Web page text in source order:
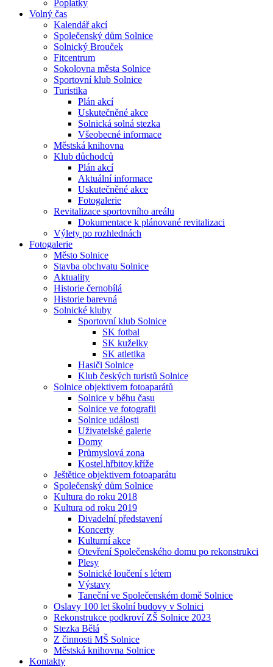
Poplatky
Volný čas
Kalendář akcí
Společenský dům Solnice
Solnický Brouček
Fitcentrum
Sokolovna města Solnice
Sportovní klub Solnice
Turistika
Plán akcí
Uskutečněné akce
Solnická solná stezka
Všeobecné informace
Městská knihovna
Klub důchodců
Plán akcí
Aktuální informace
Uskutečněné akce
Fotogalerie
Revitalizace sportovního areálu
Dokumentace k plánované revitalizaci
Výlety po rozhlednách
Fotogalerie
Město Solnice
Stavba obchvatu Solnice
Aktuality
Historie černobílá
Historie barevná
Solnické kluby
Sportovní klub Solnice
SK fotbal
SK kuželky
SK atletika
Hasiči Solnice
Klub českých turistů Solnice
Solnice objektivem fotoaparátů
Solnice v běhu času
Solnice ve fotografii
Solnice události
Uživatelské galerie
Domy
Průmyslová zona
Kostel,hřbitov,kříže
Ještětice objektivem fotoaparátu
Společenský dům Solnice
Kultura do roku 2018
Kultura od roku 2019
Divadelní představení
Koncerty
Kulturní akce
Otevření Společenského domu po rekonstrukci
Plesy
Solnické loučení s létem
Výstavy
Taneční ve Společenském domě Solnice
Oslavy 100 let školní budovy v Solnici
Rekonstrukce podkroví ZŠ Solnice 2023
Stezka Bělá
Z činnosti MŠ Solnice
Městská knihovna Solnice
Kontakty